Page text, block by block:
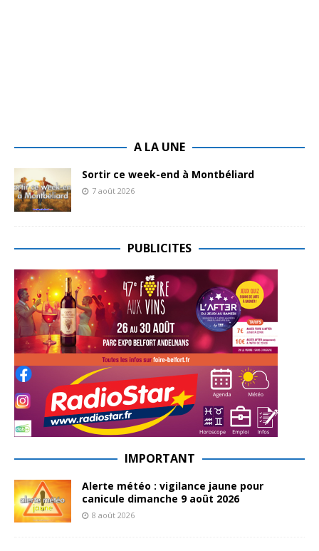
A LA UNE
Sortir ce week-end à Montbéliard
7 août 2026
PUBLICITES
IMPORTANT
Alerte météo : vigilance jaune pour
canicule dimanche 9 août 2026
8 août 2026